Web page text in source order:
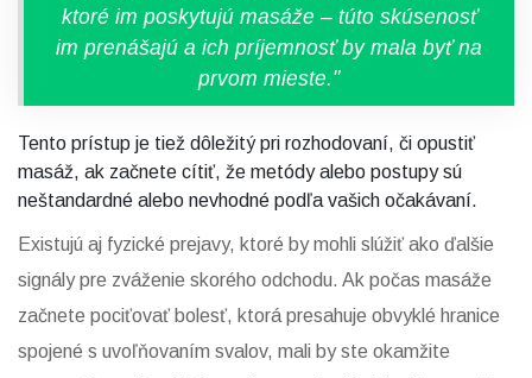
ktoré im poskytujú masáže – túto skúsenosť
im prenášajú a ich príjemnosť by mala byť na
prvom mieste."
Tento prístup je tiež dôležitý pri rozhodovaní, či opustiť
masáž, ak začnete cítiť, že metódy alebo postupy sú
neštandardné alebo nevhodné podľa vašich očakávaní.
Existujú aj fyzické prejavy, ktoré by mohli slúžiť ako ďalšie
signály pre zváženie skorého odchodu. Ak počas masáže
začnete pociťovať bolesť, ktorá presahuje obvyklé hranice
spojené s uvoľňovaním svalov, mali by ste okamžite